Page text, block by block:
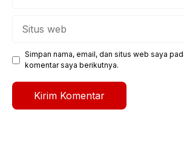
Simpan nama, email, dan situs web saya
komentar saya berikutnya.